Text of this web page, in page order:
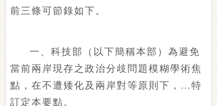
前三條可節錄如下。
一、科技部（以下簡稱本部）為避免
當前兩岸現存之政治分歧問題模糊學術焦
點，在不遭矮化及兩岸對等原則下，…特
訂定本要點。